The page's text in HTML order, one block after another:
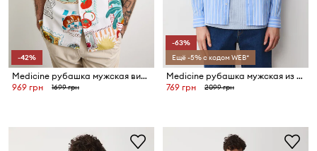
-42%
Medicine рубашка мужская вискозная
969 грн
1699 грн
-63%
Ещё -5% с кодом WEB*
Medicine рубашка мужская из хлопка с эластаном
769 грн
2099 грн